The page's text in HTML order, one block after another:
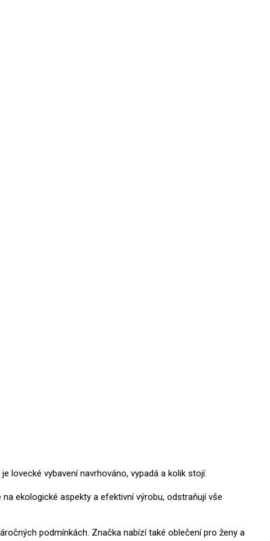
lovecké vybavení navrhováno, vypadá a kolik stojí.
na ekologické aspekty a efektivní výrobu, odstraňují vše
podmínkách. Značka nabízí také oblečení pro ženy a